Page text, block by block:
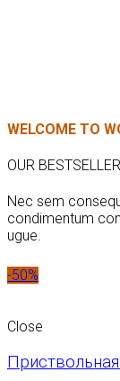
WELCOME TO
OUR
Nec sem
condimentum
ugue.
-50%
Close